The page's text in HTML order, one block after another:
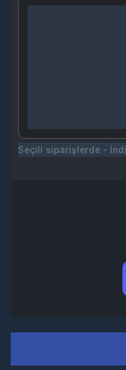
Seçili siparişlerde -